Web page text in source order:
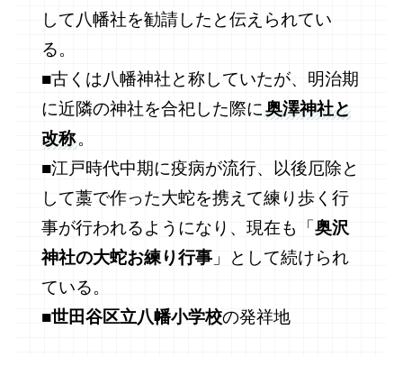
して八幡社を勧請したと伝えられてい
る。
■古くは八幡神社と称していたが、明治期
に近隣の神社を合祀した際に奥澤神社と
改称。
■江戸時代中期に疫病が流行、以後厄除と
して藁で作った大蛇を携えて練り歩く行
事が行われるようになり、現在も「奥沢
神社の大蛇お練り行事 」として続けられ
ている。
■世田谷区立八幡小学校の発祥地